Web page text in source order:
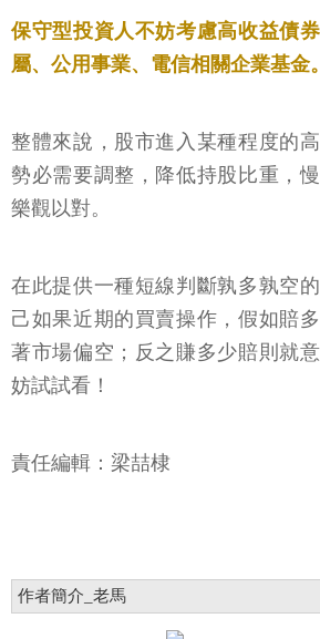
保守型投資人不妨考慮高收益債
屬、公用事業、電信相關企業基金。
整體來說，股市進入某種程度的
勢必需要調整，降低持股比重，
樂觀以對。
在此提供一種短線判斷孰多孰空
己如果近期的買賣操作，假如賠
著市場偏空；反之賺多少賠則就
妨試試看！
責任編輯：梁喆棣
作者簡介_老馬